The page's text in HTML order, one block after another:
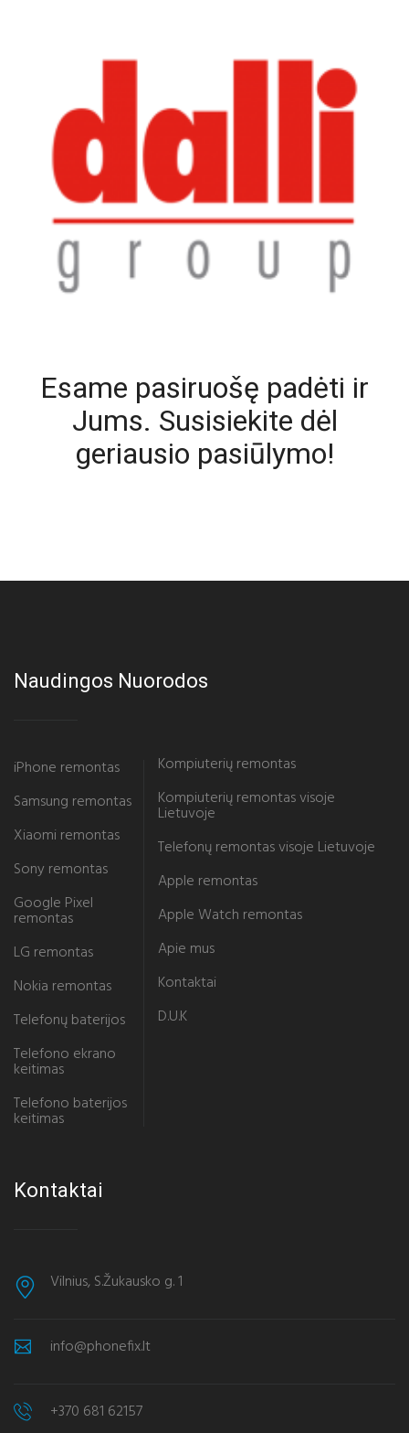
Esame pasiruošę padėti ir
Jums. Susisiekite dėl
geriausio pasiūlymo!
Naudingos Nuorodos
iPhone remontas
Samsung remontas
Xiaomi remontas
Sony remontas
Google Pixel
remontas
LG remontas
Nokia remontas
Telefonų baterijos
Telefono ekrano
keitimas
Telefono baterijos
keitimas
Kompiuterių remontas
Kompiuterių remontas visoje
Lietuvoje
Telefonų remontas visoje Lietuvoje
Apple remontas
Apple Watch remontas
Apie mus
Kontaktai
D.U.K
Kontaktai
Vilnius, S.Žukausko g. 1
info@phonefix.lt
+370 681 62157